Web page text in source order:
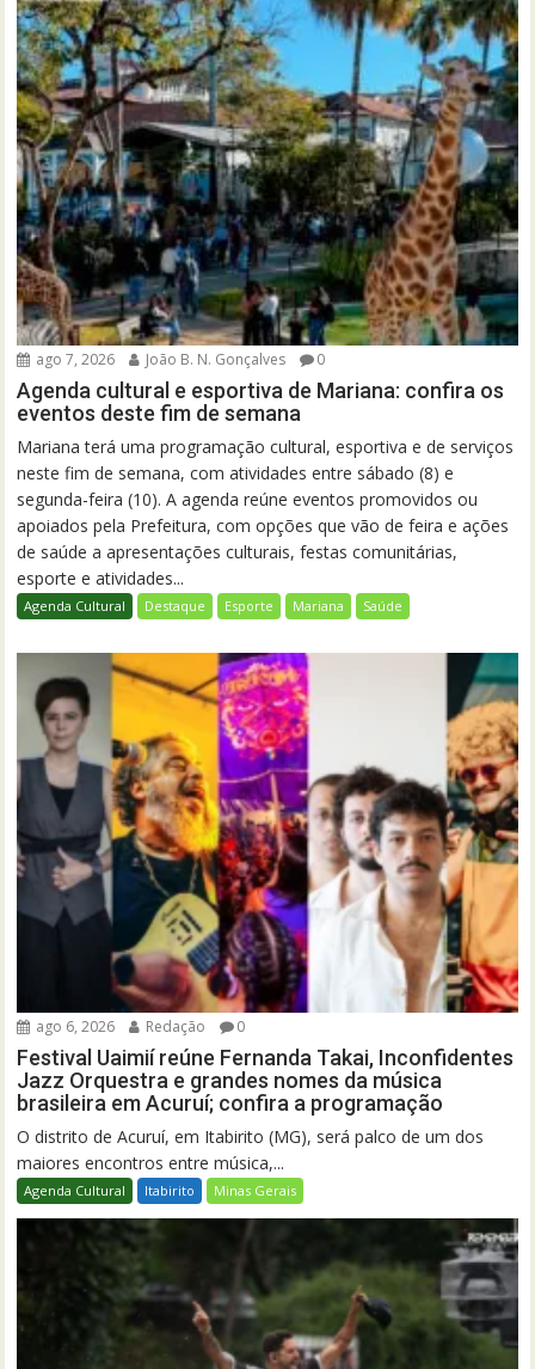
ago 7, 2026 João B. N. Gonçalves 0
Agenda cultural e esportiva de Mariana: confira os
eventos deste fim de semana
Mariana terá uma programação cultural, esportiva e de serviços
neste fim de semana, com atividades entre sábado (8) e
segunda-feira (10). A agenda reúne eventos promovidos ou
apoiados pela Prefeitura, com opções que vão de feira e ações
de saúde a apresentações culturais, festas comunitárias,
esporte e atividades...
Agenda Cultural Destaque Esporte Mariana Saúde
ago 6, 2026 Redação 0
Festival Uaimií reúne Fernanda Takai, Inconfidentes
Jazz Orquestra e grandes nomes da música
brasileira em Acuruí; confira a programação
O distrito de Acuruí, em Itabirito (MG), será palco de um dos
maiores encontros entre música,...
Agenda Cultural Itabirito Minas Gerais